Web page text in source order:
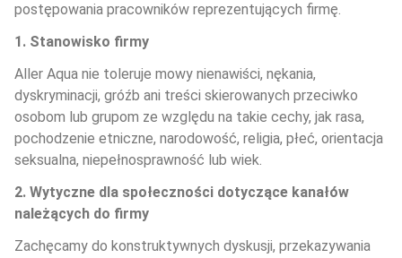
postępowania pracowników reprezentujących firmę.
1. Stanowisko firmy
Aller Aqua nie toleruje mowy nienawiści, nękania,
dyskryminacji, gróźb ani treści skierowanych przeciwko
osobom lub grupom ze względu na takie cechy, jak rasa,
pochodzenie etniczne, narodowość, religia, płeć, orientacja
seksualna, niepełnosprawność lub wiek.
2. Wytyczne dla społeczności dotyczące kanałów
należących do firmy
Zachęcamy do konstruktywnych dyskusji, przekazywania